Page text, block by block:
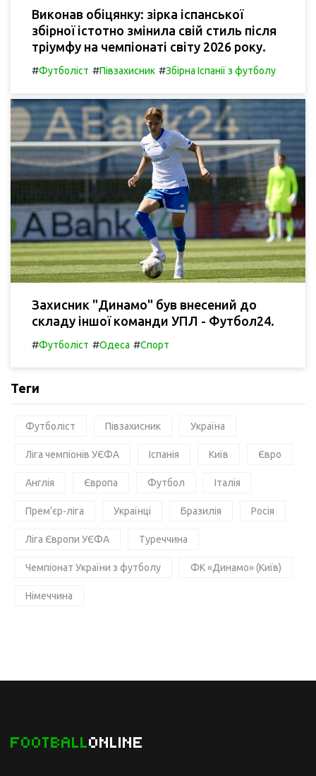
Виконав обіцянку: зірка іспанської
збірної істотно змінила свій стиль після
тріумфу на чемпіонаті світу 2026 року.
#Футболіст #Півзахисник #Збірна Іспанії з футболу
Захисник "Динамо" був внесений до
складу іншої команди УПЛ - Футбол24.
#Футболіст #Одеса #Спорт
Теги
Футболіст Півзахисник Україна
Ліга чемпіонів УЄФА Іспанія Київ Євро
Англія Європа Футбол Італія
Прем'єр-ліга Українці Бразилія Росія
Ліга Європи УЄФА Туреччина
Чемпіонат України з футболу ФК «Динамо» (Київ)
Німеччина
FOOTBALLONLINE